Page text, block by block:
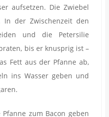
aufsetzen. Die Zwiebel
der Zwischenzeit den
und die Petersilie
bis er knusprig ist –
Fett aus der Pfanne ab,
ins Wasser geben und
zum Bacon geben